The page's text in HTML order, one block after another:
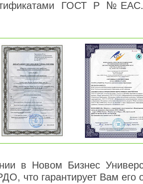
ГОСТ Р
в Новом Бизнес
что гарантирует Вам его